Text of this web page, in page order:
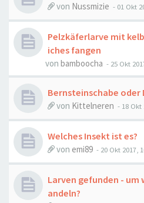
von Nussmizie - 01 Okt
Pelzkäferlarve mit
iches fangen
von bamboocha - 25 Okt
Bernsteinschabe oder
von Kittelneren - 18 Okt
Welches Insekt ist es?
von emi89 - 20 Okt 2017,
Larven gefunden - um
andeln?